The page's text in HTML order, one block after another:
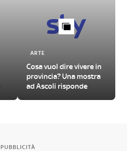
ARTE
Cosa vuol dire vivere in
provincia? Una mostra
ad Ascoli risponde
PUBBLICITÀ